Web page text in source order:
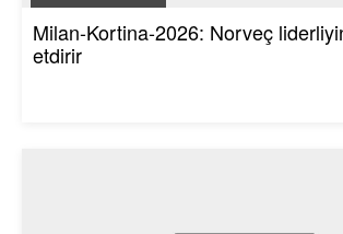
Milan-Kortina-2026: Norveç
etdirir